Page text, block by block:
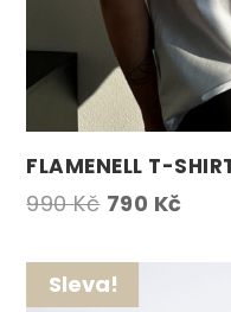
FLAMENELL T-
990Kč Původní
byla:
990 Kč.
790 Kč
Sleva!